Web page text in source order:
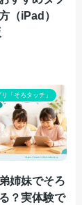
（iPad）
「そろタッチ」
姉妹でそろ
？実体験で